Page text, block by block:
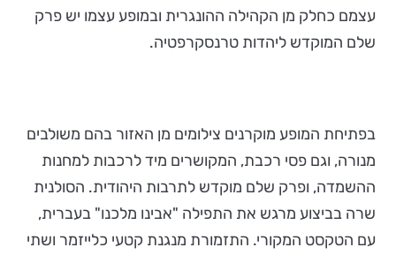
עצמם כחלק מן הקהילה ההונגרית ובמופע עצמו יש פרק
שלם המוקדש ליהדות טרנסקרפטיה.
בפתיחת המופע מוקרנים צילומים מן האזור בהם משולבים
מנורה, וגם פסי רכבת, המקושרים מיד לרכבות למחנות
ההשמדה, ופרק שלם מוקדש לתרבות היהודית. הסולנית
שרה בביצוע מרגש את התפילה "אבינו מלכנו" בעברית,
עם הטקסט המקורי. התזמורת מנגנת קטעי כלייזמר ושתי